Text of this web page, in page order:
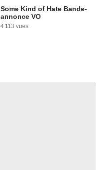
Some Kind of Hate Bande-
annonce VO
4 113 vues